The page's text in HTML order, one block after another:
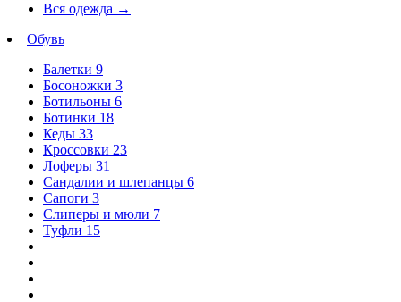
Вся одежда →
Обувь
Балетки 9
Босоножки 3
Ботильоны 6
Ботинки 18
Кеды 33
Кроссовки 23
Лоферы 31
Сандалии и шлепанцы 6
Сапоги 3
Слиперы и мюли 7
Туфли 15